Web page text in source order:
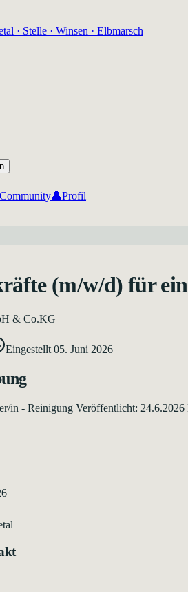
· Stelle · Winsen · Elbmarsch
Community👤Profil
(m/w/d) für
& Co.KG
Eingestellt 05. Juni 2026
in - Reinigung Veröffentlicht: